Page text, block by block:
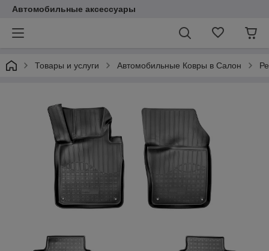
Автомобильные аксессуары
Товары и услуги Автомобильные Ковры в Салон